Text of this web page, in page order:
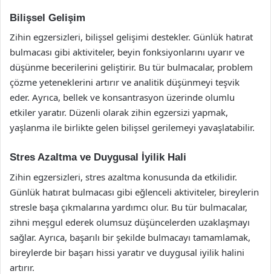
Bilişsel Gelişim
Zihin egzersizleri, bilişsel gelişimi destekler. Günlük hatırat
bulmacası gibi aktiviteler, beyin fonksiyonlarını uyarır ve
düşünme becerilerini geliştirir. Bu tür bulmacalar, problem
çözme yeteneklerini artırır ve analitik düşünmeyi teşvik
eder. Ayrıca, bellek ve konsantrasyon üzerinde olumlu
etkiler yaratır. Düzenli olarak zihin egzersizi yapmak,
yaşlanma ile birlikte gelen bilişsel gerilemeyi yavaşlatabilir.
Stres Azaltma ve Duygusal İyilik Hali
Zihin egzersizleri, stres azaltma konusunda da etkilidir.
Günlük hatırat bulmacası gibi eğlenceli aktiviteler, bireylerin
stresle başa çıkmalarına yardımcı olur. Bu tür bulmacalar,
zihni meşgul ederek olumsuz düşüncelerden uzaklaşmayı
sağlar. Ayrıca, başarılı bir şekilde bulmacayı tamamlamak,
bireylerde bir başarı hissi yaratır ve duygusal iyilik halini
artırır.